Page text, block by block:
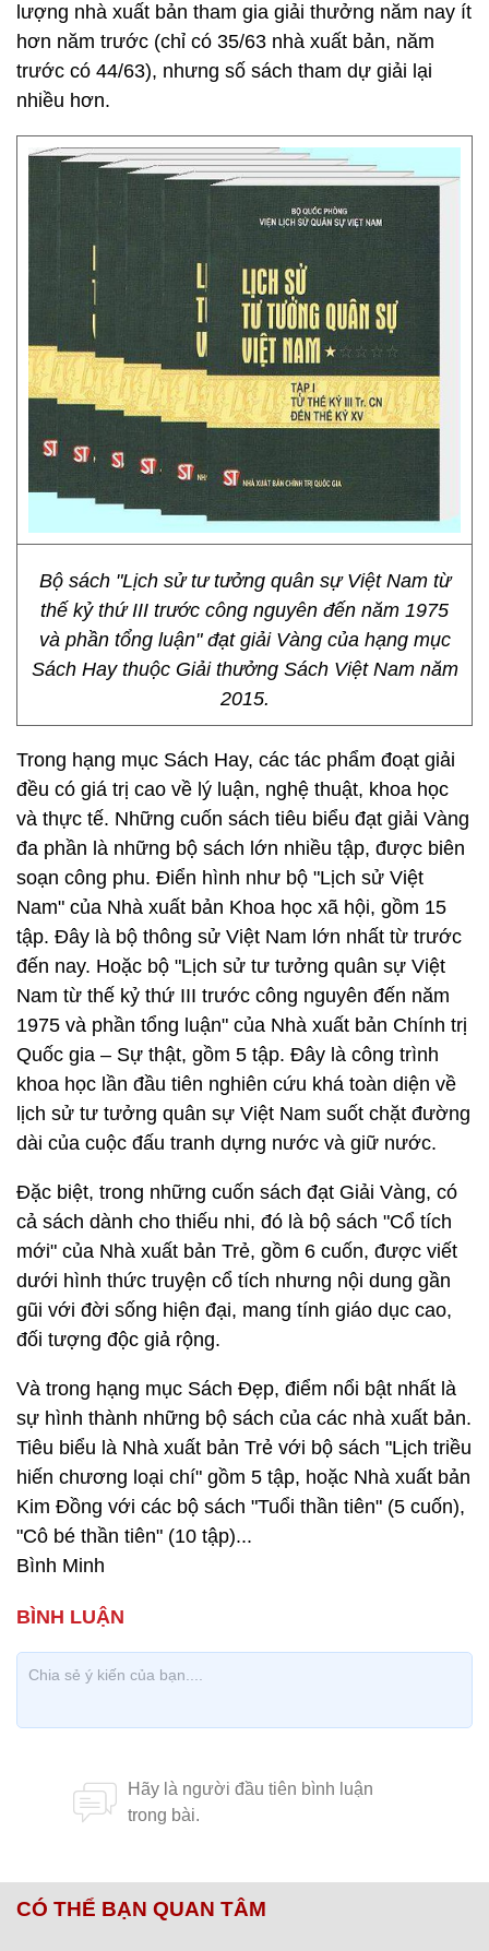
lượng nhà xuất bản tham gia giải thưởng năm nay ít
hơn năm trước (chỉ có 35/63 nhà xuất bản, năm
trước có 44/63), nhưng số sách tham dự giải lại
nhiều hơn.
Bộ sách "Lịch sử tư tưởng quân sự Việt Nam từ
thế kỷ thứ III trước công nguyên đến năm 1975
và phần tổng luận" đạt giải Vàng của hạng mục
Sách Hay thuộc Giải thưởng Sách Việt Nam năm
2015.
Trong hạng mục Sách Hay, các tác phẩm đoạt giải
đều có giá trị cao về lý luận, nghệ thuật, khoa học
và thực tế. Những cuốn sách tiêu biểu đạt giải Vàng
đa phần là những bộ sách lớn nhiều tập, được biên
soạn công phu. Điển hình như bộ "Lịch sử Việt
Nam" của Nhà xuất bản Khoa học xã hội, gồm 15
tập. Đây là bộ thông sử Việt Nam lớn nhất từ trước
đến nay. Hoặc bộ "Lịch sử tư tưởng quân sự Việt
Nam từ thế kỷ thứ III trước công nguyên đến năm
1975 và phần tổng luận" của Nhà xuất bản Chính trị
Quốc gia – Sự thật, gồm 5 tập. Đây là công trình
khoa học lần đầu tiên nghiên cứu khá toàn diện về
lịch sử tư tưởng quân sự Việt Nam suốt chặt đường
dài của cuộc đấu tranh dựng nước và giữ nước.
Đặc biệt, trong những cuốn sách đạt Giải Vàng, có
cả sách dành cho thiếu nhi, đó là bộ sách "Cổ tích
mới" của Nhà xuất bản Trẻ, gồm 6 cuốn, được viết
dưới hình thức truyện cổ tích nhưng nội dung gần
gũi với đời sống hiện đại, mang tính giáo dục cao,
đối tượng độc giả rộng.
Và trong hạng mục Sách Đẹp, điểm nổi bật nhất là
sự hình thành những bộ sách của các nhà xuất bản.
Tiêu biểu là Nhà xuất bản Trẻ với bộ sách "Lịch triều
hiến chương loại chí" gồm 5 tập, hoặc Nhà xuất bản
Kim Đồng với các bộ sách "Tuổi thần tiên" (5 cuốn),
"Cô bé thần tiên" (10 tập)...
Bình Minh
CÓ THỂ BẠN QUAN TÂM